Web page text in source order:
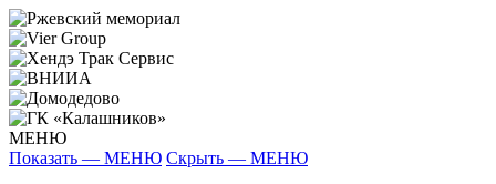
МЕНЮ
Показать — МЕНЮ Скрыть — МЕНЮ